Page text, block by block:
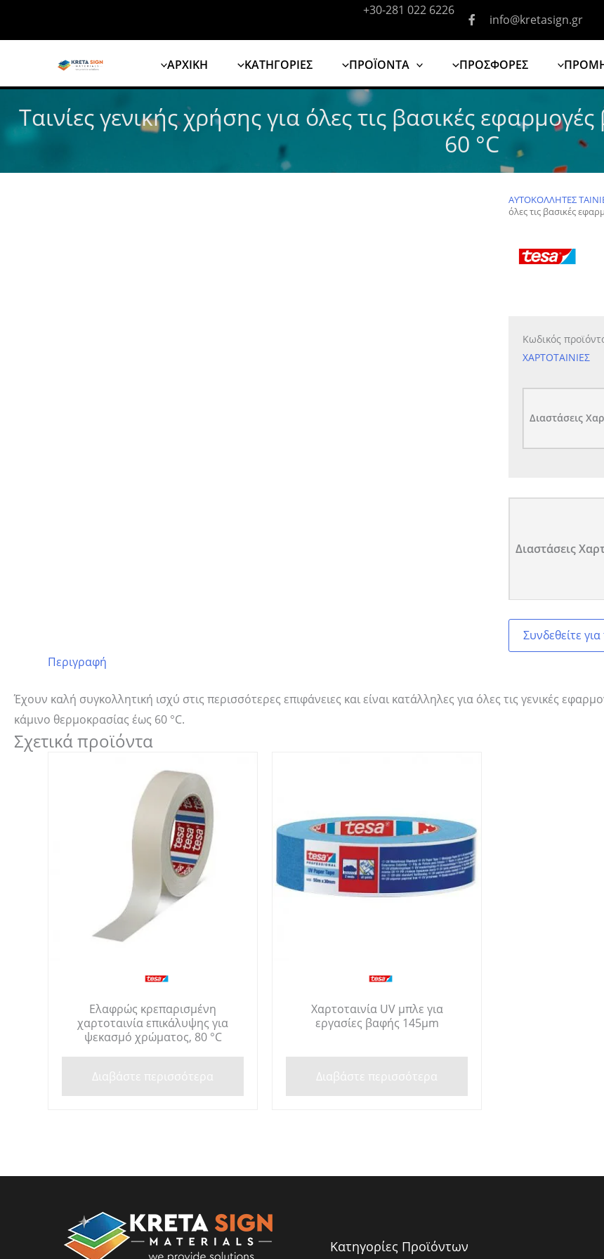
+30-281 022 6226
info@kretasign.gr
ΑΡΧΙΚΗ ΚΑΤΗΓΟΡΙΕΣ ΠΡΟΪΟΝΤΑ ΠΡΟΣΦΟΡΕΣ
Ταινίες γενικής χρήσης για όλες τις βασικές
60 °C
ΑΥΤΟΚΟΛΛΗΤΕΣ
όλες τις βασικές
Κωδικός
ΧΑΡΤΟΤΑΙΝΙΕΣ
Διαστάσεις
Διαστάσεις
Συνδεθείτε για
Περιγραφή
Έχουν καλή συγκολλητική ισχύ στις περισσότερες επιφάνειες και είναι κατάλληλες για όλες τις γενικές
κάμινο θερμοκρασίας έως 60 °C.
Σχετικά προϊόντα
Ελαφρώς κρεπαρισμένη
χαρτοταινία επικάλυψης για
ψεκασμό χρώματος, 80 °C
Διαβάστε περισσότερα
Χαρτοταινία UV μπλε για
εργασίες βαφής 145μm
Διαβάστε περισσότερα
Κατηγορίες Προϊόντων